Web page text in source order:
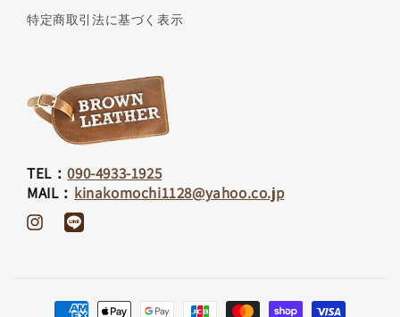
特定商取引法に基づく表示
TEL：090-4933-1925
MAIL： kinakomochi1128@yahoo.co.jp
InstagramTranslation
決